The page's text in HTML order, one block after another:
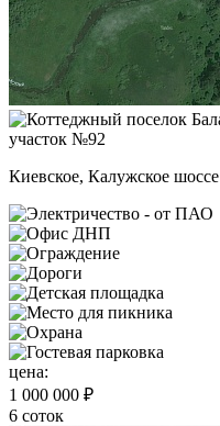
участок №92
Киевское, Калужское шоссе
цена:
1 000 000 ₽
6 соток